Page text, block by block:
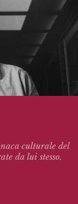
culturale del
da lui stesso.